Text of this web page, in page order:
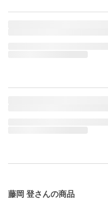
藤岡 登さんの商品